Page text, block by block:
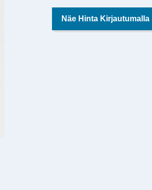
Näe Hinta Kirjautumalla